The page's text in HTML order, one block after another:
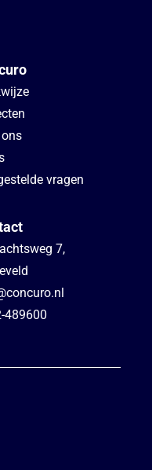
ons
vragen
7,
489600